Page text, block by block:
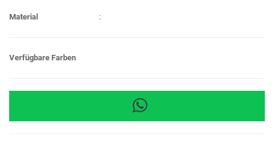
Material :
Verfügbare Farben